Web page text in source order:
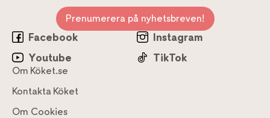
Prenumerera på nyhetsbreven!
Facebook
Instagram
Youtube
TikTok
Om Köket.se
Kontakta Köket
Om Cookies